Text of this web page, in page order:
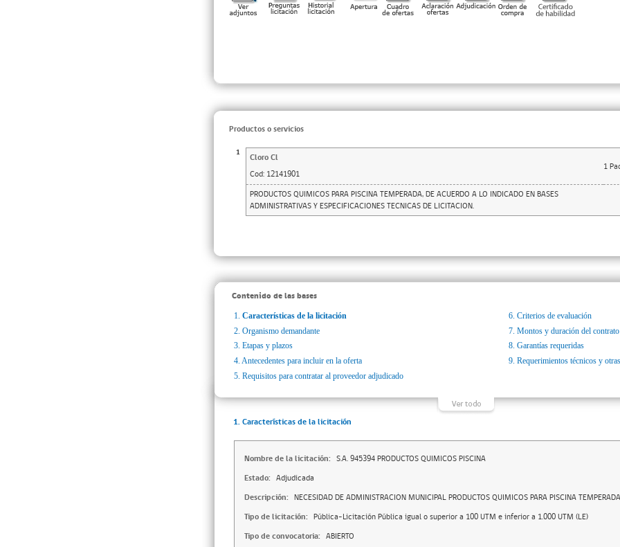
Productos o servicios
1 Cloro Cl
1
Cod: 12141901
PRODUCTOS QUIMICOS PARA PISCINA TEMPERADA, DE ACUERDO A LO INDICADO EN BASES
ADMINISTRATIVAS Y ESPECIFICACIONES TECNICAS DE LICITACION.
Contenido de las bases
1. Características de la licitación
2. Organismo demandante
3. Etapas y plazos
4. Antecedentes para incluir en la oferta
5. Requisitos para contratar al proveedor adjudicado
6. Criterios de evaluación
7. Montos y duración del contrato
8. Garantías requeridas
9. Requerimientos técnicos y
1. Características de la licitación
Nombre de la licitación: S.A. 945394 PRODUCTOS QUIMICOS PISCINA
Estado: Adjudicada
Descripción: NECESIDAD DE ADMINISTRACION MUNICIPAL PRODUCTOS QUIMICOS PARA PISCINA TEMPERADA
Tipo de licitación: Pública-Licitación Pública igual o superior a 100 UTM e inferior a 1.000 UTM (LE)
Tipo de convocatoria: ABIERTO